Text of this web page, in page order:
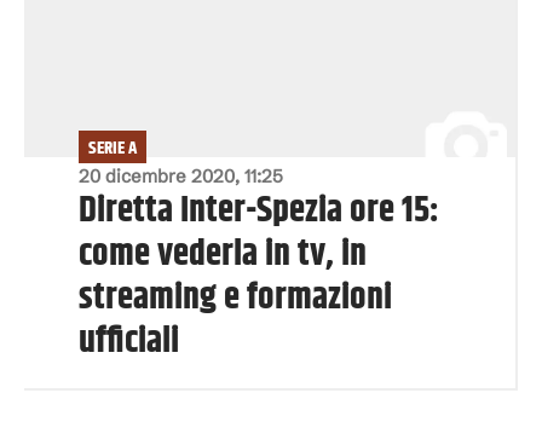
20 dicembre 2020, 11:25
SERIE A
Diretta Inter-Spezia ore 15:
come vederla in tv, in
streaming e formazioni
ufficiali